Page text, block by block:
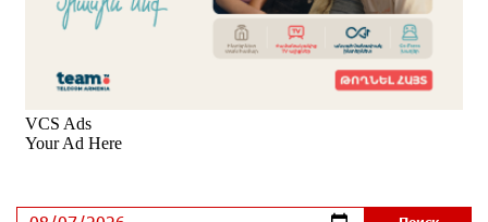
Платформа Rate.Trading на Seaside Startup Summit:
IDBank представил инновационное решение
Состоялось открытие Khachaturian Rooftop при
поддержке IDBank